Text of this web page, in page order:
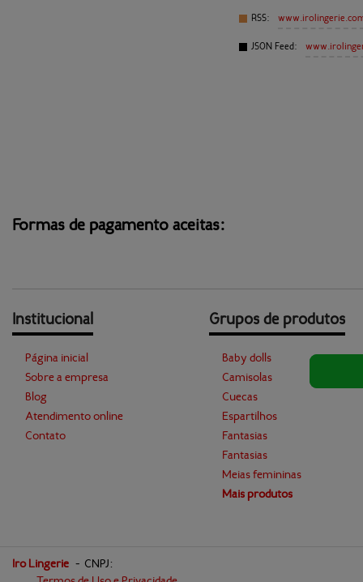
RSS:
JSON Feed:
Formas de pagamento aceitas:
Institucional
Página inicial
Sobre a empresa
Blog
Atendimento online
Contato
Grupos de produtos
Baby dolls
Camisolas
Cuecas
Espartilhos
Fantasias
Fantasias
Meias femininas
Mais produtos
Iro Lingerie - CNPJ: